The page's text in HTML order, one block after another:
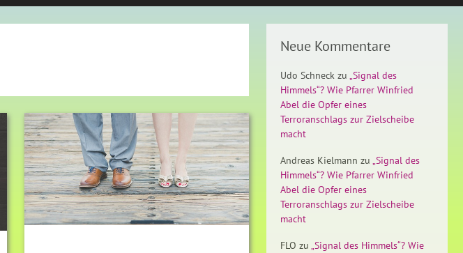
Neue Kommentare
Udo Schneck zu „Signal des
Himmels“? Wie Pfarrer Winfried
Abel die Opfer eines
Terroranschlags zur Zielscheibe
macht
Andreas Kielmann zu „Signal des
Himmels“? Wie Pfarrer Winfried
Abel die Opfer eines
Terroranschlags zur Zielscheibe
macht
FLO zu „Signal des Himmels“? Wie